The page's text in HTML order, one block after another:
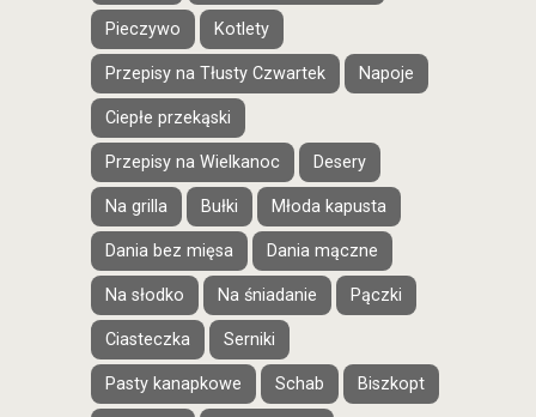
Pieczywo Kotlety
Przepisy na Tłusty Czwartek Napoje
Ciepłe przekąski
Przepisy na Wielkanoc Desery
Na grilla Bułki Młoda kapusta
Dania bez mięsa Dania mączne
Na słodko Na śniadanie Pączki
Ciasteczka Serniki
Pasty kanapkowe Schab Biszkopt